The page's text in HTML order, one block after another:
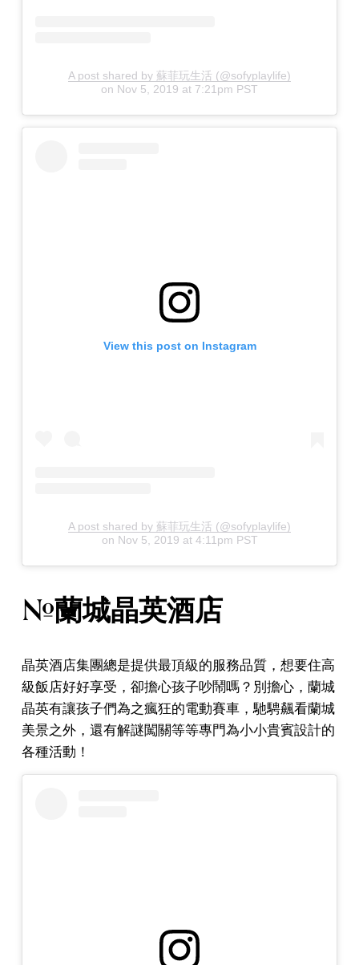
A post shared by 蘇菲玩生活 (@sofyplaylife)
on Nov 5, 2019 at 7:21pm PST
View this post on Instagram
A post shared by 蘇菲玩生活 (@sofyplaylife)
on Nov 5, 2019 at 4:11pm PST
#蘭城晶英酒店
晶英酒店集團總是提供最頂級的服務品質，想要住高
級飯店好好享受，卻擔心孩子吵鬧嗎？別擔心，蘭城
晶英有讓孩子們為之瘋狂的電動賽車，馳騁飆看蘭城
美景之外，還有解謎闖關等等專門為小小貴賓設計的
各種活動！